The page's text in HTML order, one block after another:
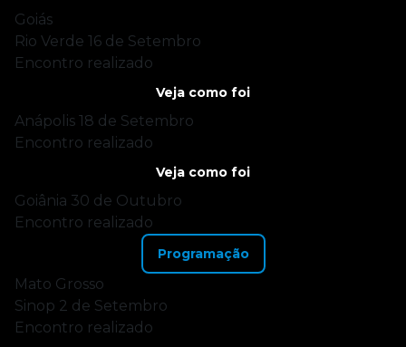
Goiás
Rio Verde 16 de Setembro
Encontro realizado
Veja como foi
Anápolis 18 de Setembro
Encontro realizado
Veja como foi
Goiânia 30 de Outubro
Encontro realizado
Programação
Mato Grosso
Sinop 2 de Setembro
Encontro realizado